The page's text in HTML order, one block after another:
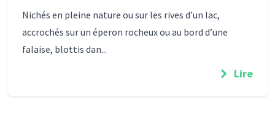
Nichés en pleine nature ou sur les rives d’un lac,
accrochés sur un éperon rocheux ou au bord d’une
falaise, blottis dan...
Lire